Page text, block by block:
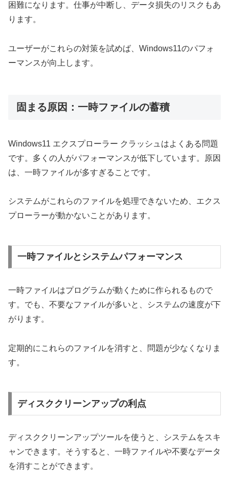
困難になります。仕事が中断し、データ損失のリスクもあ
ります。
ユーザーがこれらの対策を試めば、Windows11のパフォ
ーマンスが向上します。
固まる原因：一時ファイルの蓄積
Windows11 エクスプローラー クラッシュはよくある問題
です。多くの人がパフォーマンスが低下しています。原因
は、一時ファイルが多すぎることです。
システムがこれらのファイルを処理できないため、エクス
プローラーが動かないことがあります。
一時ファイルとシステムパフォーマンス
一時ファイルはプログラムが動くために作られるもので
す。でも、不要なファイルが多いと、システムの速度が下
がります。
定期的にこれらのファイルを消すと、問題が少なくなりま
す。
ディスククリーンアップの利点
ディスククリーンアップツールを使うと、システムをスキ
ャンできます。そうすると、一時ファイルや不要なデータ
を消すことができます。